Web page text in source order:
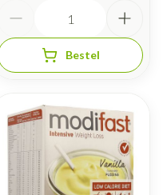
Bestel